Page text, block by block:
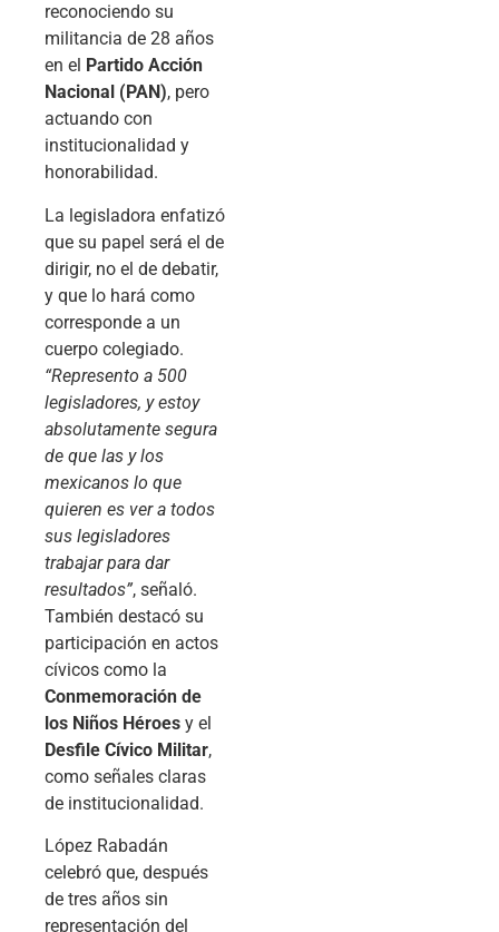
reconociendo su
militancia de 28 años
en el Partido Acción
Nacional (PAN), pero
actuando con
institucionalidad y
honorabilidad.
La legisladora enfatizó
que su papel será el de
dirigir, no el de debatir,
y que lo hará como
corresponde a un
cuerpo colegiado.
“Represento a 500
legisladores, y estoy
absolutamente segura
de que las y los
mexicanos lo que
quieren es ver a todos
sus legisladores
trabajar para dar
resultados”, señaló.
También destacó su
participación en actos
cívicos como la
Conmemoración de
los Niños Héroes y el
Desfile Cívico Militar,
como señales claras
de institucionalidad.
López Rabadán
celebró que, después
de tres años sin
representación del